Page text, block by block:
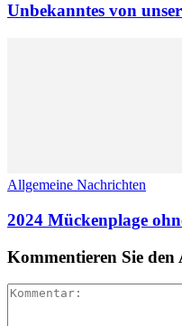
Unbekanntes von
Allgemeine Nachrichten
2024 Mückenplage
Kommentieren Sie den